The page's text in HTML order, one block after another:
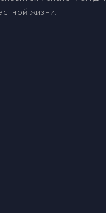
жизни.